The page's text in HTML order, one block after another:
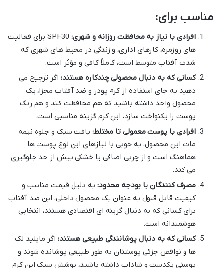
مناسب برای:
افرادی با نیاز به محافظت روزانه و شهری:
SPF30 برای فعالیت
های روزمره، کارهای اداری، و زندگی در محیط های شهری که
شدت آفتاب متوسط است، کاملاً کافی و مؤثر است.
کسانی که به دنبال محصولی چندکاره هستند: اگر ترجیح می
دهید به جای استفاده از کرم پودر و ضد آفتاب مجزا، یک
محصول واحد داشته باشید که هم محافظت کند و هم رنگ
پوست را یکنواخت سازد، این کرم گزینه مناسبی است.
افرادی با پوست معمولی تا مختلط: بافت سبک و جلوه نیمه
مات این محصول، به خوبی با نیازهای این نوع پوست ها
هماهنگ است و از چربی اضافی یا خشکی بیش از حد جلوگیری
می کند.
مصرف کنندگان با بودجه محدود: به دلیل قیمت مناسب و
کیفیت قابل قبول به عنوان یک محصول داخلی، این ضد آفتاب
برای کسانی که به دنبال گزینه ای اقتصادی هستند، انتخابی
هوشمندانه است.
کسانی که به دنبال پوشانندگی طبیعی هستند: اگر مایلید لک
ها و نواقص جزئی پوستتان به طور طبیعی پوشانده شوند و
پوستی یکدست و شاداب داشته باشید، پوشش سبک این کرم